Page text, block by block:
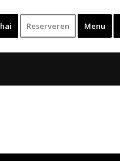
Reserveren Menu